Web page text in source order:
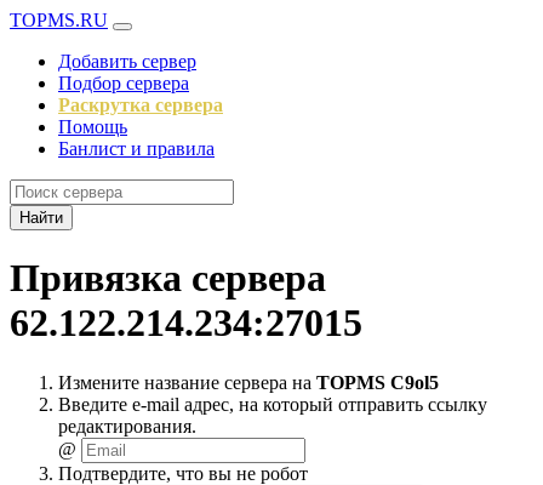
TOPMS.RU
Добавить сервер
Подбор сервера
Раскрутка сервера
Помощь
Банлист и правила
Найти
Привязка сервера
62.122.214.234:27015
Измените название сервера на TOPMS C9ol5
Введите e-mail адрес, на который отправить ссылку
редактирования.
@
Подтвердите, что вы не робот